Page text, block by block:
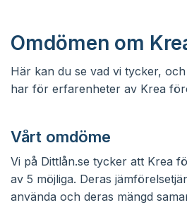
Omdömen om
Här kan du se vad vi tycker,
har för erfarenheter av Krea
Vårt omdöme
Vi på Dittlån.se tycker att Krea
av 5 möjliga. Deras
använda och deras mängd